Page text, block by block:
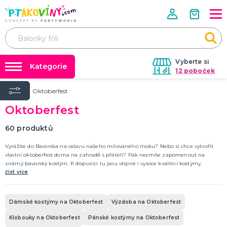
Vyberte si
12 poboček
❤️ Rozlučky se svobodou ❤️
Balónky a helium
Dárky s potiskem
Nafukování balónků
Půjčovna kostýmů
Tabulky velikostí
Kategorie
VALENTÝN
Valentýnské doplňky
Valentýnské hry
PÁLENÍ ČARODEJNIC
Čarodejnické klobouky
Čarodejnické kostýmy
Úvod Oktoberfest
Oktoberfest
60 produktů
Vyrážíte do Bavorska na oslavu našeho milovaného moku? Nebo si chce vytvořit
vlastní oktoberfest doma na zahradě s přáteli? Pak nesmíte zapomenout na
známý bavorský kostým. K dispozici tu jsou vtipné i vysoce kvalitní kostýmy.
číst více
Dámské kostýmy na Oktoberfest Výzdoba na Oktoberfest
Klobouky na Oktoberfest Pánské kostýmy na Oktoberfest